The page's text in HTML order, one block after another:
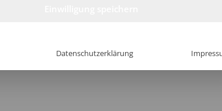
Datenschutzerklärung